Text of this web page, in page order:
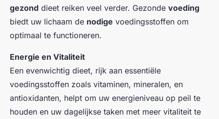
gezond dieet reiken veel verder. Gezonde voeding
biedt uw lichaam de nodige voedingsstoffen om
optimaal te functioneren.
Energie en Vitaliteit
Een evenwichtig dieet, rijk aan essentiële
voedingsstoffen zoals vitaminen, mineralen, en
antioxidanten, helpt om uw energieniveau op peil te
houden en uw dagelijkse taken met meer vitaliteit te